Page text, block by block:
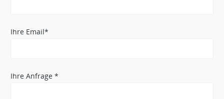
Ihre Email*
Ihre Anfrage *